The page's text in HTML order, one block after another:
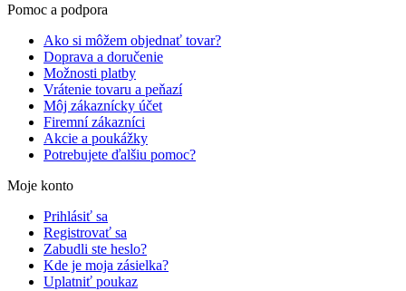
Pomoc a podpora
Ako si môžem objednať tovar?
Doprava a doručenie
Možnosti platby
Vrátenie tovaru a peňazí
Môj zákaznícky účet
Firemní zákazníci
Akcie a poukážky
Potrebujete ďalšiu pomoc?
Moje konto
Prihlásiť sa
Registrovať sa
Zabudli ste heslo?
Kde je moja zásielka?
Uplatniť poukaz